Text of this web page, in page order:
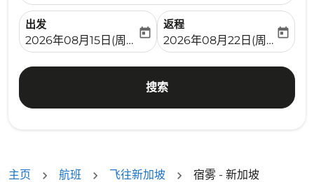
出发
fc-booking-departure-date-aria-label
2026年08月15日(周六)
today
返程
fc-booking-return-date-
2026年08月22日(周六)
today
搜索
主页 航班 飞往新加坡 宿雾 - 新加坡